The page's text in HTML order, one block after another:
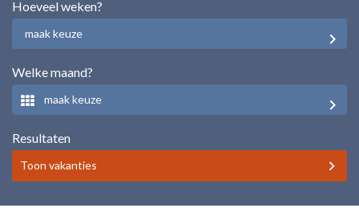
Hoeveel weken?
maak keuze
Welke maand?
maak keuze
Resultaten
Toon vakanties